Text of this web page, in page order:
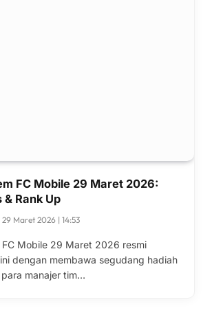
FC Mobile 29 Maret 2026:
& Rank Up
29 Maret 2026 | 14:53
FC Mobile 29 Maret 2026 resmi
dengan membawa segudang hadiah
manajer tim…